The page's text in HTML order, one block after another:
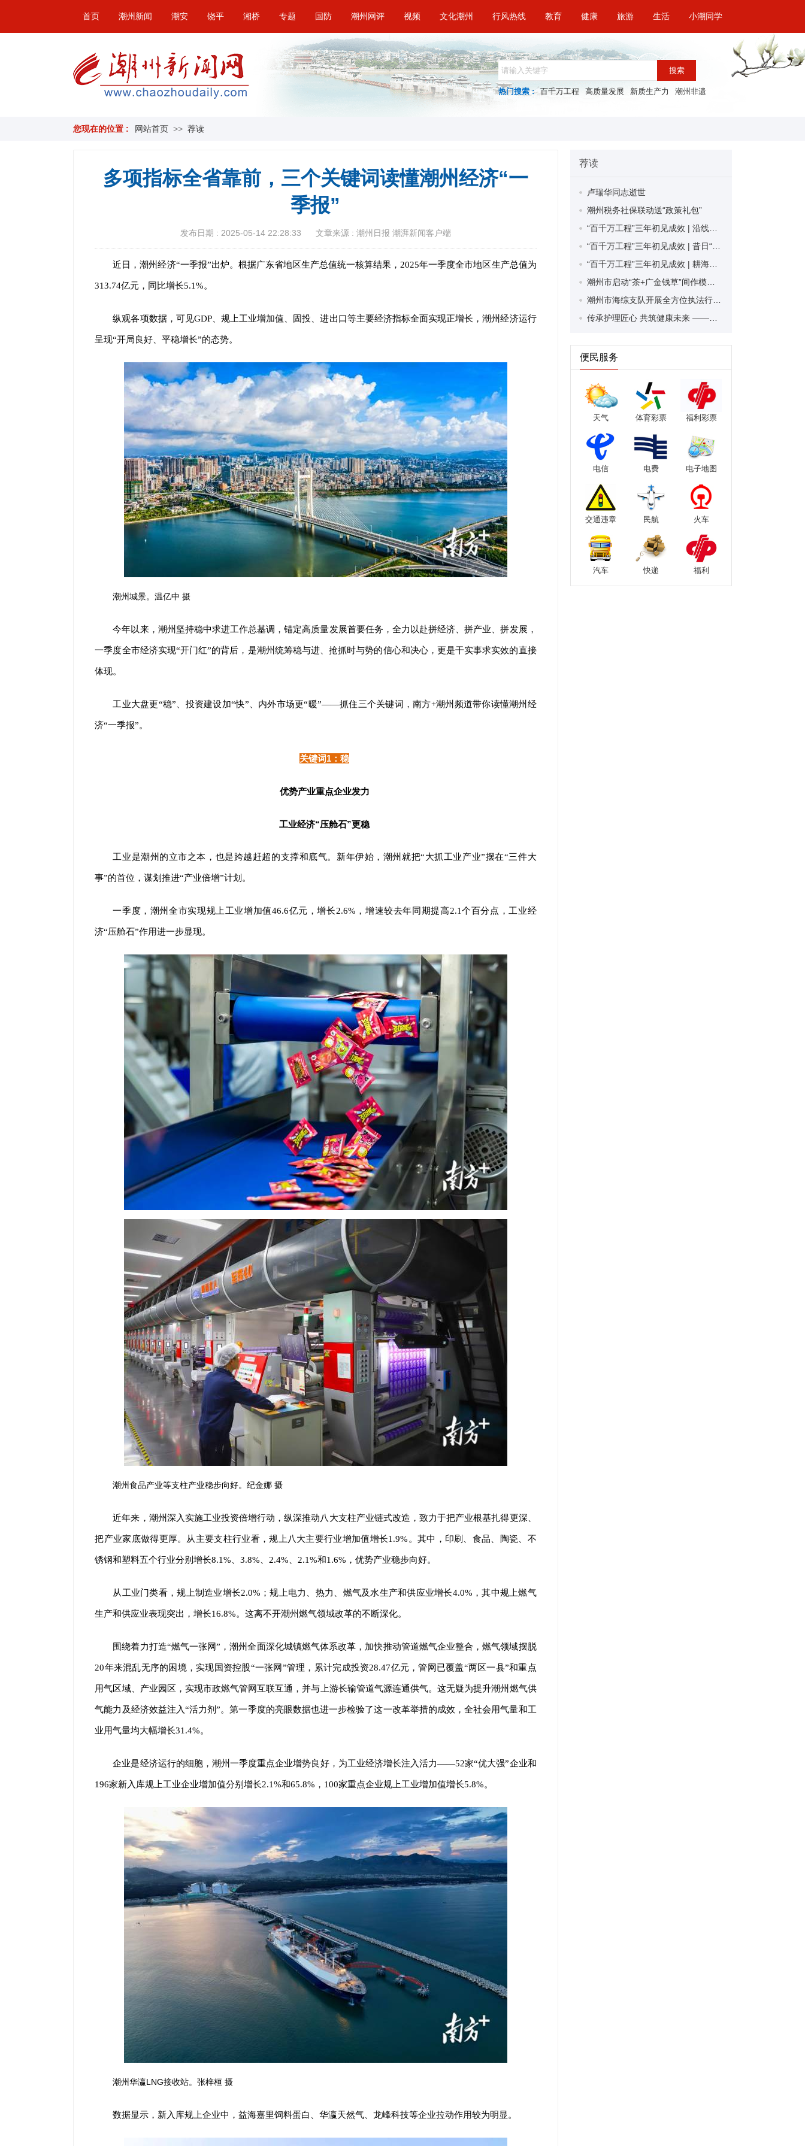
首页 潮州新闻 潮安 饶平 湘桥 专题 国防 潮州网评 视频 文化潮州 行风热线 教育 健康 旅游 生活 小潮同学
搜索
热门搜索 : 百千万工程 高质量发展 新质生产力 潮州非遗
您现在的位置 : 网站首页 >> 荐读
多项指标全省靠前，三个关键词读懂潮州经济“一
季报”
发布日期 : 2025-05-14 22:28:33 文章来源 : 潮州日报 潮湃新闻客户端
近日，潮州经济“一季报”出炉。根据广东省地区生产总值统一核算结果，2025年一季度全市地区生产总值为
313.74亿元，同比增长5.1%。
纵观各项数据，可见GDP、规上工业增加值、固投、进出口等主要经济指标全面实现正增长，潮州经济运行
呈现“开局良好、平稳增长”的态势。
潮州城景。温亿中 摄
今年以来，潮州坚持稳中求进工作总基调，锚定高质量发展首要任务，全力以赴拼经济、拼产业、拼发展，
一季度全市经济实现“开门红”的背后，是潮州统筹稳与进、抢抓时与势的信心和决心，更是干实事求实效的直接
体现。
工业大盘更“稳”、投资建设加“快”、内外市场更“暖”——抓住三个关键词，南方+潮州频道带你读懂潮州经
济“一季报”。
关键词1：稳
优势产业重点企业发力
工业经济“压舱石”更稳
工业是潮州的立市之本，也是跨越赶超的支撑和底气。新年伊始，潮州就把“大抓工业产业”摆在“三件大
事”的首位，谋划推进“产业倍增”计划。
一季度，潮州全市实现规上工业增加值46.6亿元，增长2.6%，增速较去年同期提高2.1个百分点，工业经
济“压舱石”作用进一步显现。
潮州食品产业等支柱产业稳步向好。纪金娜 摄
近年来，潮州深入实施工业投资倍增行动，纵深推动八大支柱产业链式改造，致力于把产业根基扎得更深、
把产业家底做得更厚。从主要支柱行业看，规上八大主要行业增加值增长1.9%。其中，印刷、食品、陶瓷、不
锈钢和塑料五个行业分别增长8.1%、3.8%、2.4%、2.1%和1.6%，优势产业稳步向好。
从工业门类看，规上制造业增长2.0%；规上电力、热力、燃气及水生产和供应业增长4.0%，其中规上燃气
生产和供应业表现突出，增长16.8%。这离不开潮州燃气领域改革的不断深化。
围绕着力打造“燃气一张网”，潮州全面深化城镇燃气体系改革，加快推动管道燃气企业整合，燃气领域摆脱
20年来混乱无序的困境，实现国资控股“一张网”管理，累计完成投资28.47亿元，管网已覆盖“两区一县”和重点
用气区域、产业园区，实现市政燃气管网互联互通，并与上游长输管道气源连通供气。这无疑为提升潮州燃气供
气能力及经济效益注入“活力剂”。第一季度的亮眼数据也进一步检验了这一改革举措的成效，全社会用气量和工
业用气量均大幅增长31.4%。
企业是经济运行的细胞，潮州一季度重点企业增势良好，为工业经济增长注入活力——52家“优大强”企业和
196家新入库规上工业企业增加值分别增长2.1%和65.8%，100家重点企业规上工业增加值增长5.8%。
潮州华瀛LNG接收站。张梓桓 摄
数据显示，新入库规上企业中，益海嘉里饲料蛋白、华瀛天然气、龙峰科技等企业拉动作用较为明显。
荐读
卢瑞华同志逝世
潮州税务社保联动送“政策礼包”
便民服务
天气 体育彩票 福利彩票
电信 电费 电子地图
交通违章 民航 火车
汽车 快递 福利